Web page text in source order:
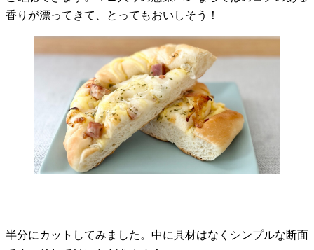
香りが漂ってきて、とってもおいしそう！
半分にカットしてみました。中に具材はなくシンプルな断面